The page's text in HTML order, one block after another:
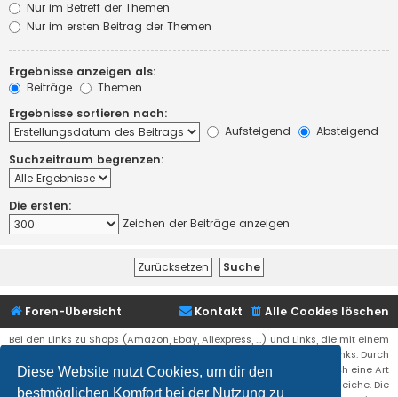
Diese Website nutzt Cookies, um dir den
bestmöglichen Komfort bei der Nutzung zu
Nur im Betreff der Themen
Nur im ersten Beitrag der Themen
Ergebnisse anzeigen als:
Beiträge
Themen
Ergebnisse sortieren nach:
Aufsteigend
Absteigend
Suchzeitraum begrenzen:
Die ersten:
Zeichen der Beiträge anzeigen
Foren-Übersicht Alle Cookies löschen
Kontakt
Bei den Links zu Shops (Amazon, Ebay, Aliexpress, ...) und Links, die mit einem
Stern (*) markiert sind, kann es sich um sogenannte Affiliate Links. Durch
den Kauf eines Produktes über einen Affiliate Link erhälte ich eine Art
Umsatzbeteiligung gutgeschrieben. Für euch bleibt der Preis der gleiche. Die